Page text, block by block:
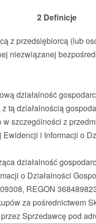
2 Definicje
z przedsiębiorcą (lub
niezwiązanej
działalność
tą działalnością
szczególności z
i Informacji o
działalność
o Działalności
REGON
za pośrednictwem
Sprzedawcę pod